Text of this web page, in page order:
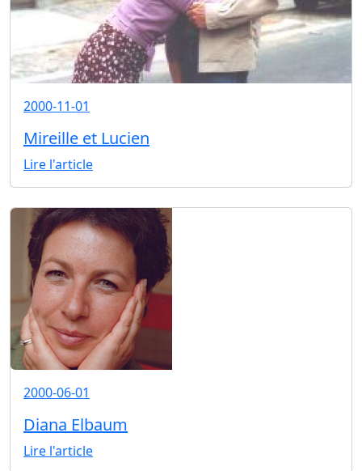
2000-11-01
Mireille et Lucien
Lire l'article
2000-06-01
Diana Elbaum
Lire l'article